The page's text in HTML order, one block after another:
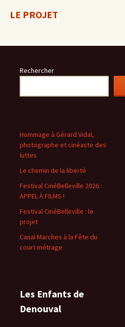
LE PROJET
Rechercher
Hommage à Gérard Vidal,
photographe et cinéaste des
luttes
Le chemin de la liberté
Festival CinéBelleville 2026 :
APPEL À FILMS !
Festival CinéBelleville : le
projet
Canal Marches à la Fête du
court métrage
Les Enfants de
Denouval